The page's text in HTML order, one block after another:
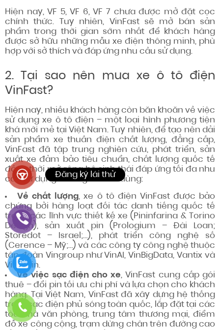
Hiện nay, VF 5, VF 6, VF 7 chưa được mở đặt cọc
chính thức. Tuy nhiên, VinFast sẽ mở bán sản
phẩm trong thời gian sớm nhất để khách hàng
được sở hữu những mẫu xe điện thông minh, phù
hợp với sở thích và đáp ứng nhu cầu sử dụng.
2. Tại sao nên mua xe ô tô điện
VinFast?
Hiện nay, nhiều khách hàng còn băn khoăn về việc
sử dụng xe ô tô điện – một loại hình phương tiện
khá mới mẻ tại Việt Nam. Tuy nhiên, để tạo nên dải
sản phẩm xe thuần điện chất lượng, đẳng cấp,
VinFast đã tập trung nghiên cứu, phát triển, sản
xuất xe đảm bảo tiêu chuẩn, chất lượng quốc tế
đồng thời mở rộng hệ sinh thái đáp ứng tối đa nhu
cầu sử dụng của người tiêu dùng:
Về chất lượng, xe ô tô điện VinFast được bảo
chứng bởi hàng loạt đối tác danh tiếng quốc tế
trong các lĩnh vực thiết kế xe (Pininfarina & Torino
Design), sản xuất pin (Prologium – Đài Loan;
Storedot – Israel;…), phát triển công nghệ số
(Cerence – Mỹ;…) và các công ty công nghệ thuộc
tập đoàn Vingroup như VinAI, VinBigData, Vantix và
VinBrain.
Về việc sạc điện cho xe, VinFast cung cấp gói
thuê – đổi pin tối ưu chi phí và lựa chọn cho khách
hàng. Tại Việt Nam, VinFast đã xây dựng hệ thống
trạm sạc điện phủ sóng toàn quốc, lắp đặt tại các
tòa nhà văn phòng, trung tâm thương mại, điểm
đỗ xe công cộng, trạm dừng chân trên đường cao